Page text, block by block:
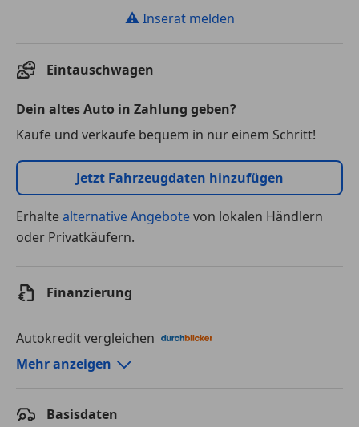
⚠ Inserat melden
Eintauschwagen
Dein altes Auto in Zahlung geben?
Kaufe und verkaufe bequem in nur einem Schritt!
Jetzt Fahrzeugdaten hinzufügen
Erhaltealternative Angebotevon lokalen Händlern
oder Privatkäufern.
Finanzierung
Autokredit vergleichen
Autokredit-Rechner von durchblicker.at
Mehr anzeigen
Basisdaten